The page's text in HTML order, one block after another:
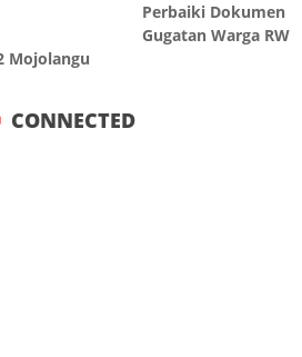
Perbaiki Dokumen
Gugatan Warga RW
Mojolangu
CONNECTED